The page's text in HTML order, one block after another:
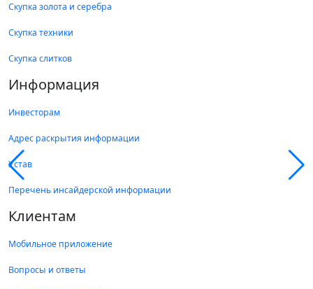
Скупка золота и серебра
Скупка техники
Скупка слитков
Информация
Инвесторам
Адрес раскрытия информации
Устав
Перечень инсайдерской информации
Клиентам
Мобильное приложение
Вопросы и ответы